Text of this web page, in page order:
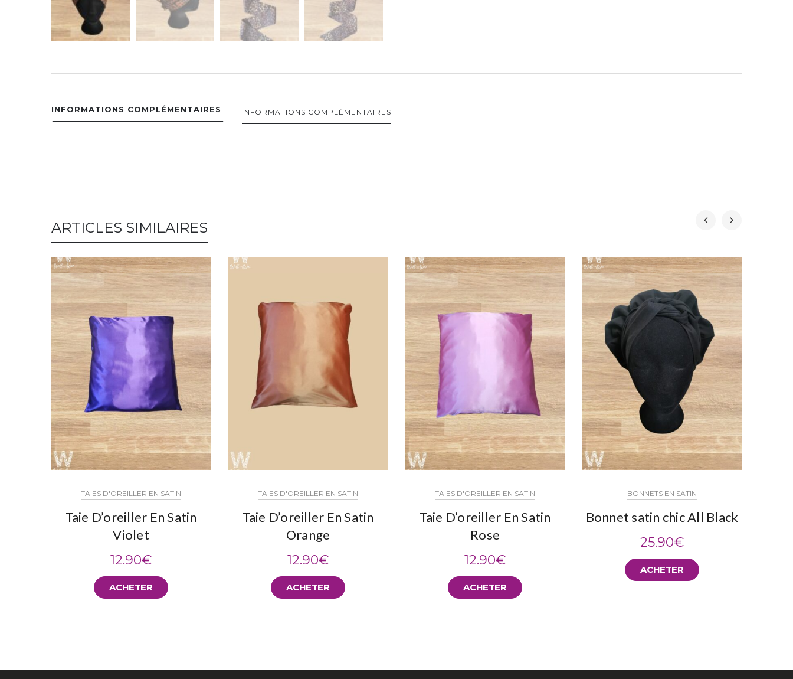
INFORMATIONS COMPLÉMENTAIRES INFORMATIONS COMPLÉMENTAIRES
ARTICLES SIMILAIRES
TAIES D'OREILLER EN SATIN
Taie D’oreiller En Satin
Violet
12.90€
ACHETER
TAIES D'OREILLER EN SATIN
Taie D’oreiller En Satin
Orange
12.90€
ACHETER
TAIES D'OREILLER EN SATIN
Taie D’oreiller En Satin
Rose
12.90€
ACHETER
BONNETS EN SATIN
Bonnet satin chic All Black
25.90€
ACHETER